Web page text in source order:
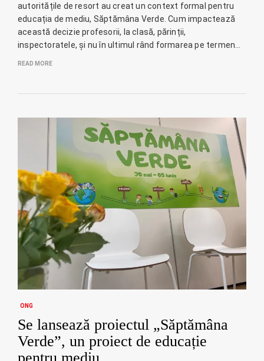
autoritățile de resort au creat un context formal pentru
educația de mediu, Săptămâna Verde. Cum impactează
această decizie profesorii, la clasă, părinții,
inspectoratele, și nu în ultimul rând formarea pe termen…
READ MORE
ONG
Se lansează proiectul „Săptămâna
Verde”, un proiect de educație